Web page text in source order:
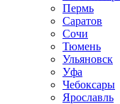
Пермь
Саратов
Сочи
Тюмень
Ульяновск
Уфа
Чебоксары
Ярославль